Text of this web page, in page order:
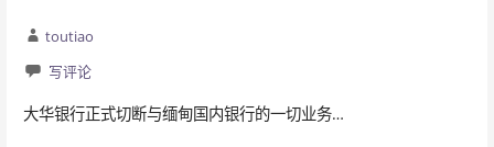
toutiao
写评论
大华银行正式切断与缅甸国内银行的一切业务…